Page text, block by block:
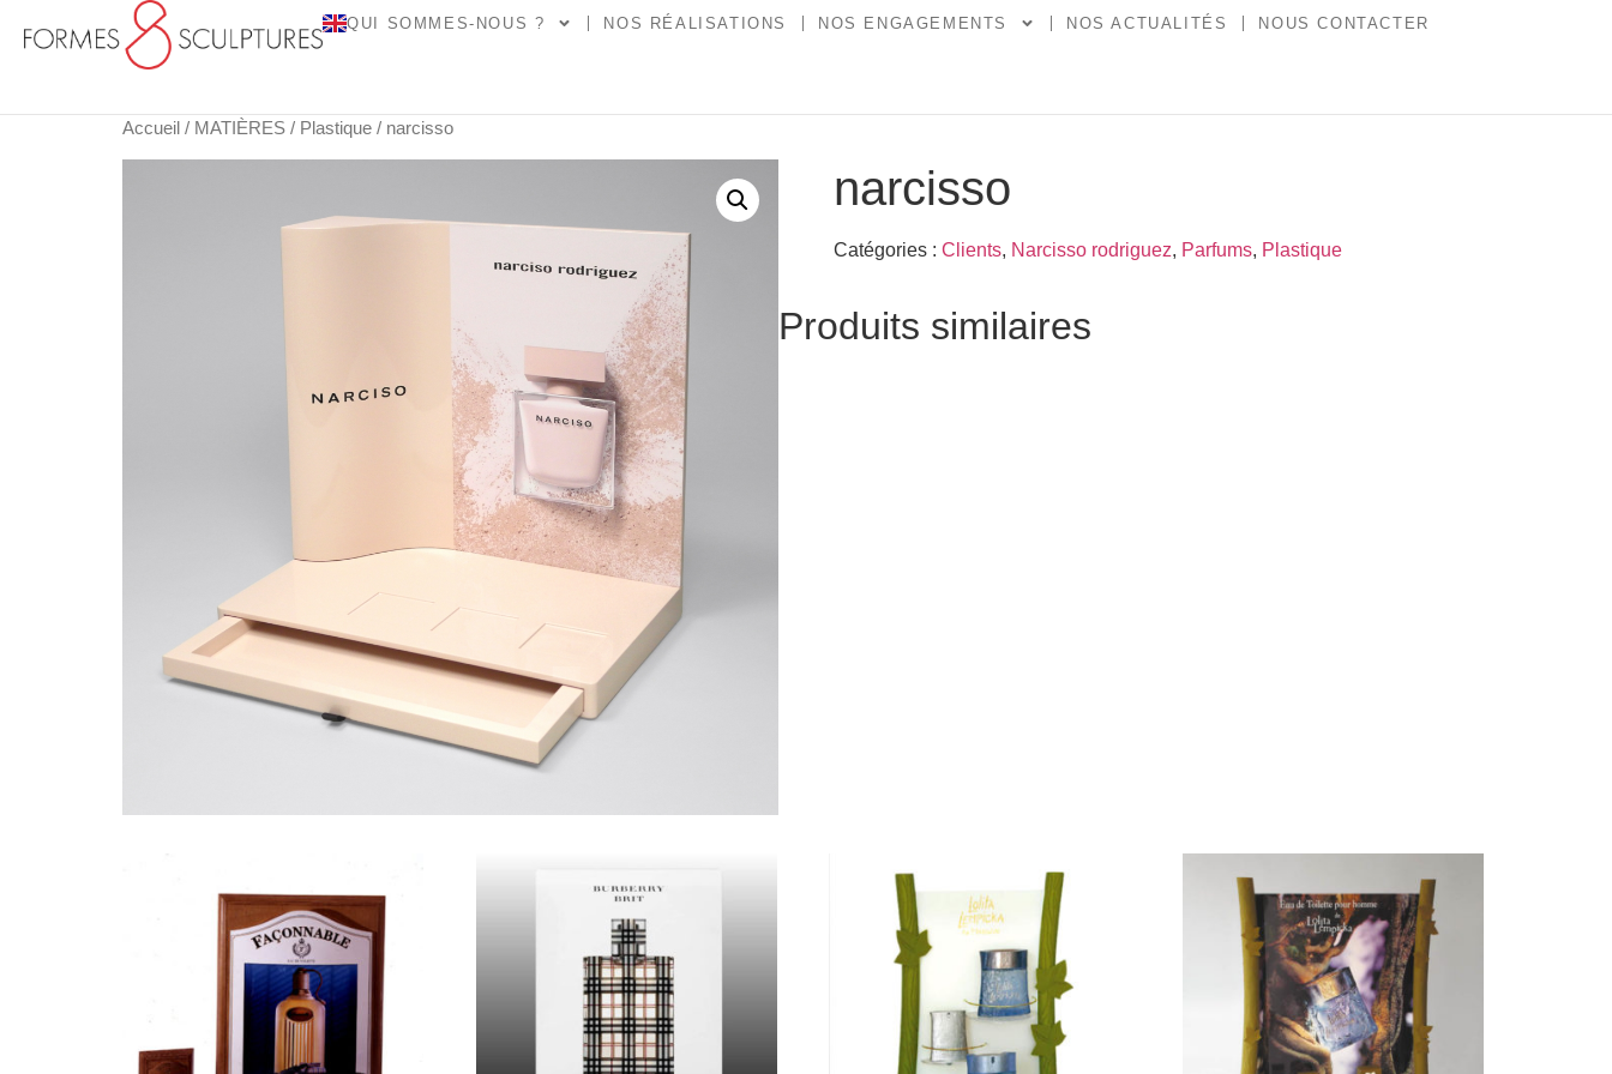
QUI SOMMES-NOUS ? NOS RÉALISATIONS NOS ENGAGEMENTS NOS ACTUALITÉS NOUS CONTACTER
Accueil / MATIÈRES / Plastique / narcisso
narcisso
Catégories : Clients, Narcisso rodriguez, Parfums, Plastique
Produits similaires